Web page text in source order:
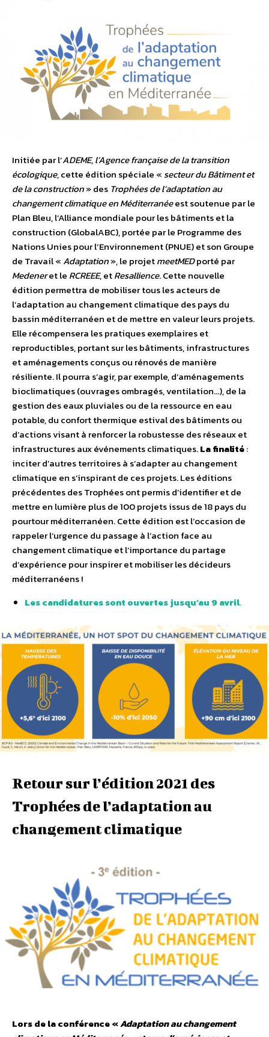
Initiée par l’ADEME, l’Agence française de la transition
écologique, cette édition spéciale « secteur du Bâtiment et
de la construction» des Trophées de l’adaptation au
changement climatique en Méditerranéeest soutenue par le
Plan Bleu, l’Alliance mondiale pour les bâtiments et la
construction (GlobalABC), portée par le Programme des
Nations Unies pour l’Environnement (PNUE) et son Groupe
de Travail « Adaptation», le projetmeetMEDporté par
Medeneret le RCREEE, etResallience. Cette nouvelle
édition permettra de mobiliser tous les acteurs de
l’adaptation au changement climatique des pays du
bassin méditerranéen et de mettre en valeur leurs projets.
Elle récompensera les pratiques exemplaires et
reproductibles, portant sur les bâtiments, infrastructures
et aménagements conçus ou rénovés de manière
résiliente. Il pourra s’agir, par exemple, d’aménagements
bioclimatiques (ouvrages ombragés, ventilation…), de la
gestion des eaux pluviales ou de la ressource en eau
potable, du confort thermique estival des bâtiments ou
d’actions visant à renforcer la robustesse des réseaux et
infrastructures aux événements climatiques.La finalité:
inciter d’autres territoires à s’adapter au changement
climatique en s’inspirant de ces projets. Les éditions
précédentes des Trophées ont permis d’identifier et de
mettre en lumière plus de 100 projets issus de 18 pays du
pourtour méditerranéen. Cette édition est l’occasion de
rappeler l’urgence du passage à l’action face au
changement climatique et l’importance du partage
d’expérience pour inspirer et mobiliser les décideurs
méditerranéens !
Les candidatures sont ouvertes jusqu’au 9 avril.
Retour sur l’édition 2021 des
Trophées de l’adaptation au
changement climatique
Lors de la conférence «Adaptation au changement